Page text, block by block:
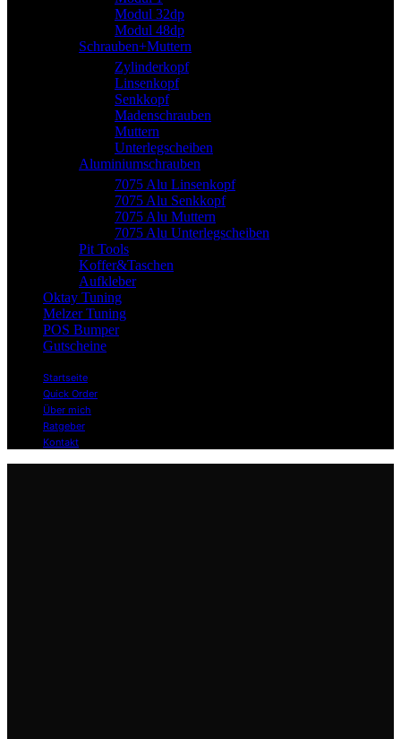
Modul 32dp
Modul 48dp
Schrauben+Muttern
Zylinderkopf
Linsenkopf
Senkkopf
Madenschrauben
Muttern
Unterlegscheiben
Aluminiumschrauben
7075 Alu Linsenkopf
7075 Alu Senkkopf
7075 Alu Muttern
7075 Alu Unterlegscheiben
Pit Tools
Koffer&Taschen
Aufkleber
Oktay Tuning
Melzer Tuning
POS Bumper
Gutscheine
Startseite
Quick Order
Über mich
Ratgeber
Kontakt